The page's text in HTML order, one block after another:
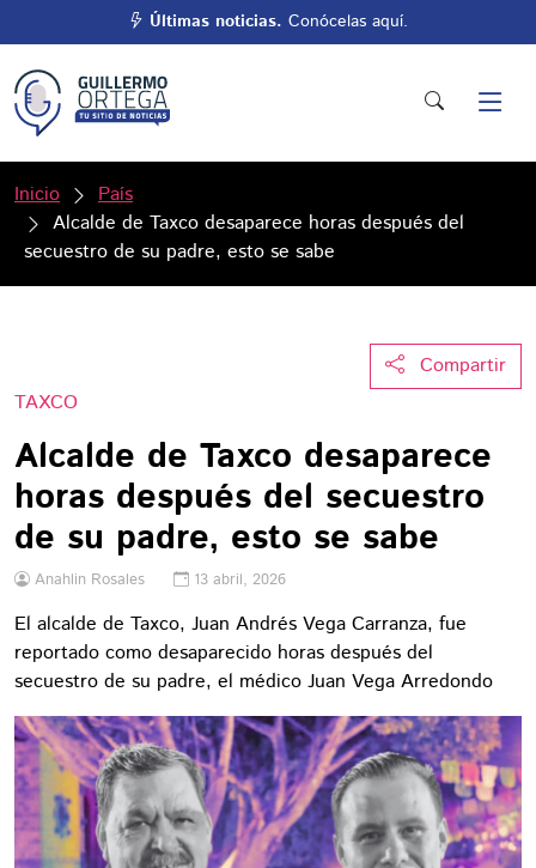
Últimas noticias. Conócelas aquí.
Inicio
País
Alcalde de Taxco desaparece horas después del
secuestro de su padre, esto se sabe
Compartir
TAXCO
Alcalde de Taxco desaparece
horas después del secuestro
de su padre, esto se sabe
Anahlin Rosales 13 abril, 2026
El alcalde de Taxco, Juan Andrés Vega Carranza, fue
reportado como desaparecido horas después del
secuestro de su padre, el médico Juan Vega Arredondo